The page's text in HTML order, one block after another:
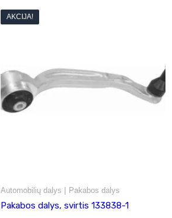
AKCIJA!
Automobilių dalys | Pakabos dalys
Pakabos dalys, svirtis 133838-1